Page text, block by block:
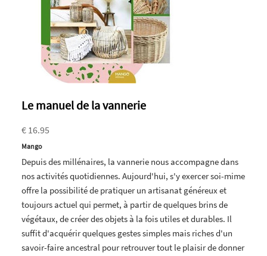
Le manuel de la vannerie
€ 16.95
Mango
Depuis des millénaires, la vannerie nous accompagne dans
nos activités quotidiennes. Aujourd'hui, s'y exercer soi-mime
offre la possibilité de pratiquer un artisanat généreux et
toujours actuel qui permet, à partir de quelques brins de
végétaux, de créer des objets à la fois utiles et durables. Il
suffit d'acquérir quelques gestes simples mais riches d'un
savoir-faire ancestral pour retrouver tout le plaisir de donner